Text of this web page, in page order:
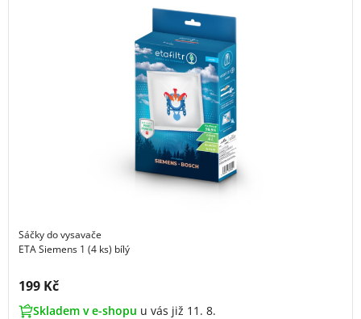
Sáčky do vysavače
ETA Siemens 1 (4 ks) bílý
Cena s DPH:
199 Kč
Skladem v e-shopu u vás již 11. 8.